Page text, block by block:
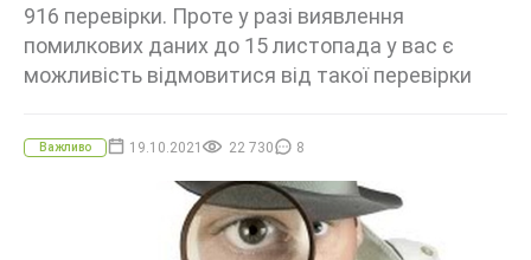
916 перевірки. Проте у разі виявлення
помилкових даних до 15 листопада у вас є
можливість відмовитися від такої перевірки
Важливо 19.10.2021 22 730 8